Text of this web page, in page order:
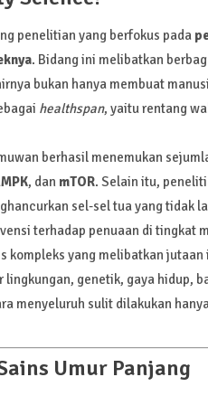
penelitian yang berfokus pada
. Bidang ini melibatkan
bukan hanya membuat
healthspan, yaitu rentang
berhasil menemukan
, dan mTOR. Selain itu,
sel-sel tua yang tidak
terhadap penuaan di tingkat
kompleks yang melibatkan
lingkungan, genetik, gaya hidup,
menyeluruh sulit dilakukan
Umur Panjang